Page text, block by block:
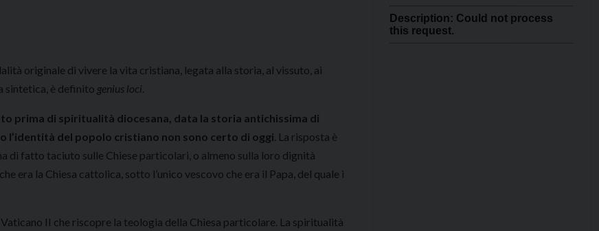
originale di vivere la vita cristiana, legata alla storia, al vissuto, ai
sintetica, è definito genius loci
prima di spiritualità diocesana, data la storia antichissima di
l’identità del popolo cristiano non sono certo di oggi . La risposta è
di fatto taciuto sulle Chiese particolari, o almeno sulla loro dignità
era la Chiesa cattolica, sotto l’unico vescovo che era il Papa, del quale i
Vaticano II che riscopre la teologia della Chiesa particolare. La spiritualità